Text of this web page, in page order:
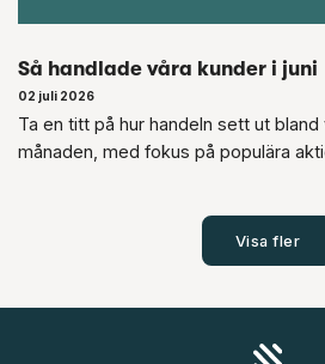
Så handlade våra kunder i juni
02 juli 2026
Ta en titt på hur handeln sett ut
månaden, med fokus på populära
Visa fler